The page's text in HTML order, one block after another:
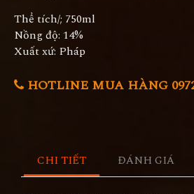
Thể tích/; 750ml
Nồng độ: 14%
Xuất xứ: Pháp
HOTLINE MUA HÀNG
CHI TIẾT ĐÁNH GIÁ